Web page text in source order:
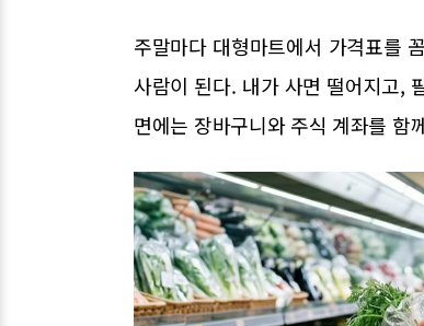
주말마다 대형마트에서 가격표를
사람이 된다. 내가 사면 떨어지고,
면에는 장바구니와 주식 계좌를 함